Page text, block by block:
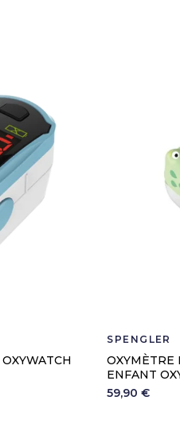
SPENGLER
OXYMÈTRE
ENFANT
59,90 €